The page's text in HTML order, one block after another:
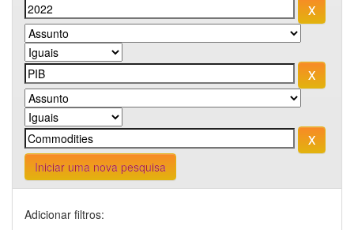
Iniciar uma nova pesquisa
Adicionar filtros: